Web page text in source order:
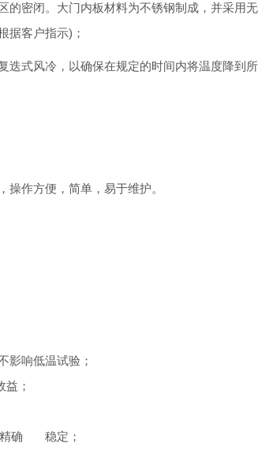
密闭。大门内板材料为不锈钢制成，并采用
据客户指示)；
式风冷，以确保在规定的时间内将温度降到所
作方便，简单，易于维护。
影响低温试验；
；
确
稳定；